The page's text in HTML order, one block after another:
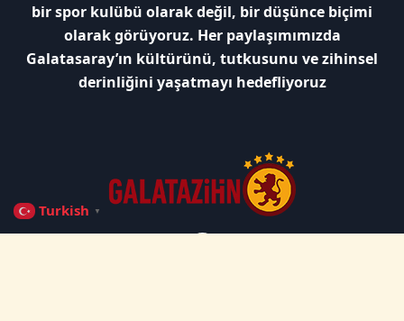
bir spor kulübü olarak değil, bir düşünce biçimi
olarak görüyoruz. Her paylaşımımızda
Galatasaray’ın kültürünü, tutkusunu ve zihinsel
derinliğini yaşatmayı hedefliyoruz
Turkish ▼